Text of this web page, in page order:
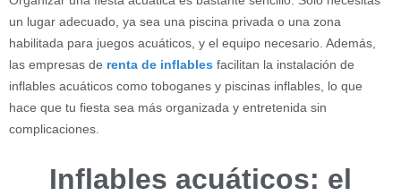
un lugar adecuado, ya sea una piscina privada o una zona
habilitada para juegos acuáticos, y el equipo necesario. Además,
las empresas de renta de inflables facilitan la instalación de
inflables acuáticos como toboganes y piscinas inflables, lo que
hace que tu fiesta sea más organizada y entretenida sin
complicaciones.
Inflables acuáticos: el